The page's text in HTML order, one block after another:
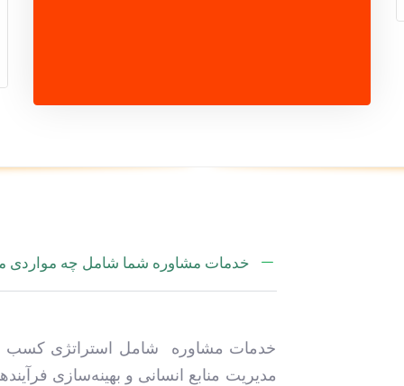
خدمات مشاوره شما شامل چه مواردی
خدمات مشاوره شامل استراتژی کسب و
مدیریت منابع انسانی و بهینه‌سازی